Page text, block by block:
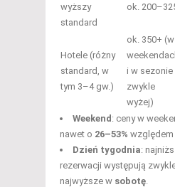
wyższy
standard
ok.
Hotele (różny
standard, w
tym 3–4 gw.)
ok. 350+ (w
i w sezonie
zwykle
wyżej)
Weekend : ceny w
nawet o 26–53% względem
Dzień tygodnia:
rezerwacji występują
najwyższe w sobotę